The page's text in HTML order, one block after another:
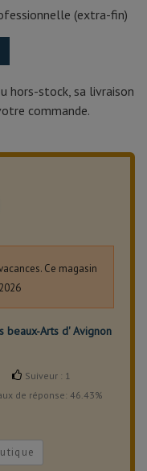
(extra-fin)
hors-stock, sa livraison
commande.
Ce magasin
beaux-Arts d' Avignon
Suiveur : 1
de réponse: 46.43%